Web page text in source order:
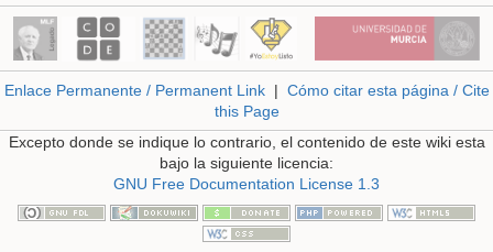
Enlace Permanente / Permanent Link| Cómo citar esta página / Cite
this Page
Excepto donde se indique lo contrario, el contenido de este wiki esta
bajo la siguiente licencia:
GNU Free Documentation License 1.3